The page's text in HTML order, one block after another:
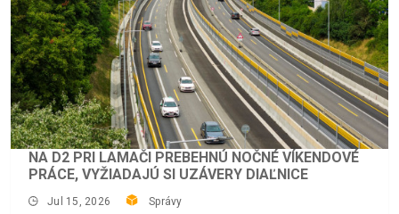
NA D2 PRI LAMAČI PREBEHNÚ NOČNÉ VÍKENDOVÉ
PRÁCE, VYŽIADAJÚ SI UZÁVERY DIAĽNICE
Jul 15, 2026 Správy